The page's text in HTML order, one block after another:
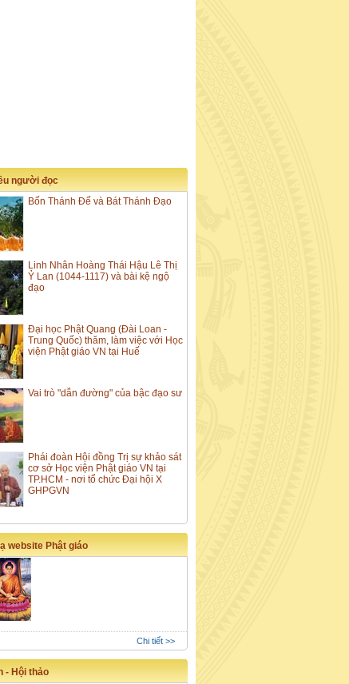
người đọc
Bốn Thánh Đế và Bát Thánh Đạo
Linh Nhân Hoàng Thái Hậu Lê Thị
Ỷ Lan (1044-1117) và bài kệ ngộ
đạo
Đại học Phật Quang (Đài Loan -
Trung Quốc) thăm, làm việc với Học
viện Phật giáo VN tại Huế
Vai trò "dẫn đường" của bậc đạo sư
Phái đoàn Hội đồng Trị sự khảo sát
cơ sở Học viện Phật giáo VN tại
TP.HCM - nơi tổ chức Đại hội X
GHPGVN
website Phật giáo
Chi tiết >>
- Hội thảo